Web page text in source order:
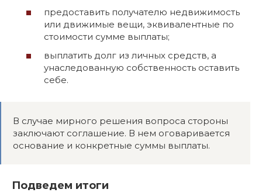
предоставить получателю недвижимость
или движимые вещи, эквивалентные по
стоимости сумме выплаты;
выплатить долг из личных средств, а
унаследованную собственность оставить
себе.
В случае мирного решения вопроса стороны
заключают соглашение. В нем оговаривается
основание и конкретные суммы выплаты.
Подведем итоги